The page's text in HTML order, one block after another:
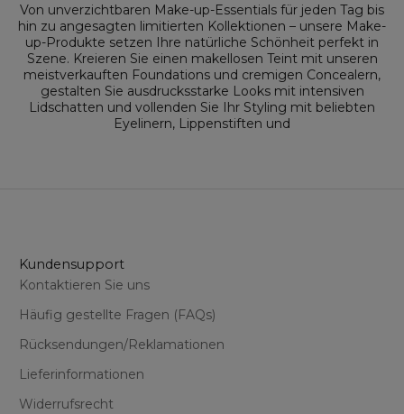
Von unverzichtbaren Make-up-Essentials für jeden Tag bis
hin zu angesagten limitierten Kollektionen – unsere Make-
up-Produkte setzen Ihre natürliche Schönheit perfekt in
Szene. Kreieren Sie einen makellosen Teint mit unseren
meistverkauften Foundations und cremigen Concealern,
gestalten Sie ausdrucksstarke Looks mit intensiven
Lidschatten und vollenden Sie Ihr Styling mit beliebten
Eyelinern, Lippenstiften und
Kundensupport
Kontaktieren Sie uns
Häufig gestellte Fragen (FAQs)
Rücksendungen/Reklamationen
Lieferinformationen
Widerrufsrecht